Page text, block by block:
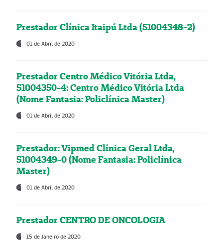
Prestador Clínica Itaipú Ltda (51004348-2)
01 de Abril de 2020
Prestador Centro Médico Vitória Ltda,
51004350-4: Centro Médico Vitória Ltda
(Nome Fantasia: Policlínica Master)
01 de Abril de 2020
Prestador: Vipmed Clínica Geral Ltda,
51004349-0 (Nome Fantasia: Policlínica
Master)
01 de Abril de 2020
Prestador CENTRO DE ONCOLOGIA
15 de Janeiro de 2020